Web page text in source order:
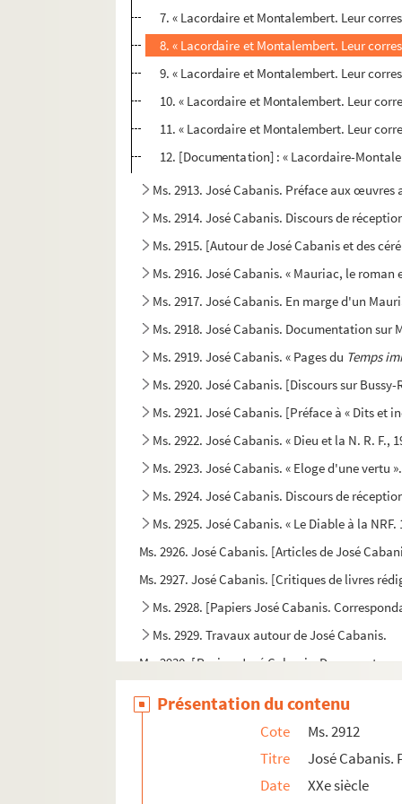
7. « Lacordaire et Montalembert. Leur
8. « Lacordaire et Montalembert. Leur
9. « Lacordaire et Montalembert. Leur
10. « Lacordaire et Montalembert. Leur
11. « Lacordaire et Montalembert. Leur
12. [Documentation] : « Lacordaire-
Ms. 2913. José Cabanis. Préface aux
Ms. 2914. José Cabanis. Discours de
Ms. 2915. [Autour de José Cabanis et des
Ms. 2916. José Cabanis. « Mauriac, le roman
Ms. 2917. José Cabanis. En marge d'un
Ms. 2918. José Cabanis. Documentation sur
Ms. 2919. José Cabanis. « Pages du Temps
Ms. 2920. José Cabanis. [Discours sur
Ms. 2921. José Cabanis. [Préface à « Dits et
Ms. 2922. José Cabanis. « Dieu et la N. R. F.,
Ms. 2923. José Cabanis. « Eloge d'une vertu ».
Ms. 2924. José Cabanis. Discours de
Ms. 2925. José Cabanis. « Le Diable à la NRF.
Ms. 2926. José Cabanis. [Articles de José
Ms. 2927. José Cabanis. [Critiques de livres
Ms. 2928. [Papiers José Cabanis.
Ms. 2929. Travaux autour de José Cabanis.
Ms. 2930. [Papiers José Cabanis. Documents
Présentation du contenu
Cote
Ms. 2912
Titre
José
Date
XXe siècle